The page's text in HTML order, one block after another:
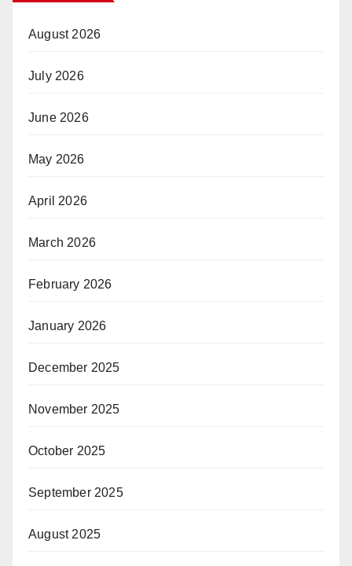
August 2026
July 2026
June 2026
May 2026
April 2026
March 2026
February 2026
January 2026
December 2025
November 2025
October 2025
September 2025
August 2025